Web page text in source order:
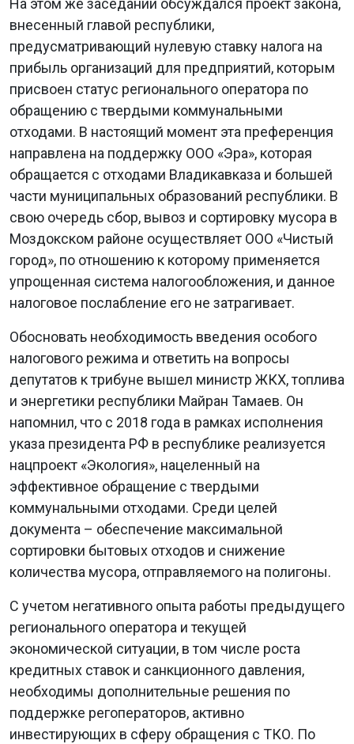
На этом же заседании обсуждался проект закона,
внесенный главой республики,
предусматривающий нулевую ставку налога на
прибыль организаций для предприятий, которым
присвоен статус регионального оператора по
обращению с твердыми коммунальными
отходами. В настоящий момент эта преференция
направлена на поддержку ООО «Эра», которая
обращается с отходами Владикавказа и большей
части муниципальных образований республики. В
свою очередь сбор, вывоз и сортировку мусора в
Моздокском районе осуществляет ООО «Чистый
город», по отношению к которому применяется
упрощенная система налогообложения, и данное
налоговое послабление его не затрагивает.
Обосновать необходимость введения особого
налогового режима и ответить на вопросы
депутатов к трибуне вышел министр ЖКХ, топлива
и энергетики республики Майран Тамаев. Он
напомнил, что с 2018 года в рамках исполнения
указа президента РФ в республике реализуется
нацпроект «Экология», нацеленный на
эффективное обращение с твердыми
коммунальными отходами. Среди целей
документа – обеспечение максимальной
сортировки бытовых отходов и снижение
количества мусора, отправляемого на полигоны.
С учетом негативного опыта работы предыдущего
регионального оператора и текущей
экономической ситуации, в том числе роста
кредитных ставок и санкционного давления,
необходимы дополнительные решения по
поддержке регоператоров, активно
инвестирующих в сферу обращения с ТКО. По